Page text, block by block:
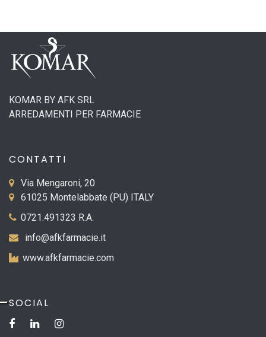
KOMAR BY AFK SRL
ARREDAMENTI PER FARMACIE
CONTATTI
Via Mengaroni, 20
61025 Montelabbate (PU) ITALY
0721.491323 R.A.
info@afkfarmacie.it
www.afkfarmacie.com
SOCIAL